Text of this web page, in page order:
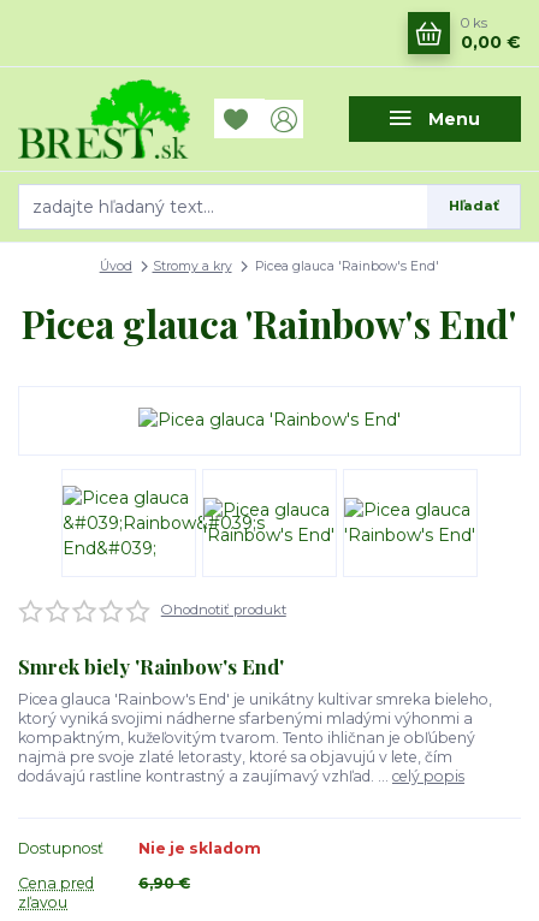
Menu
Hľadať
0 ks
0,00 €
Úvod Stromy a kry Picea glauca 'Rainbow's End'
Picea glauca 'Rainbow's End'
Ohodnotiť produkt
Smrek biely 'Rainbow's End'
Picea glauca 'Rainbow's End' je unikátny kultivar smreka bieleho,
ktorý vyniká svojimi nádherne sfarbenými mladými výhonmi a
kompaktným, kužeľovitým tvarom. Tento ihličnan je obľúbený
najmä pre svoje zlaté letorasty, ktoré sa objavujú v lete, čím
dodávajú rastline kontrastný a zaujímavý vzhľad. ... celý popis
Dostupnosť
Nie je skladom
Cena pred
zľavou
6,90 €